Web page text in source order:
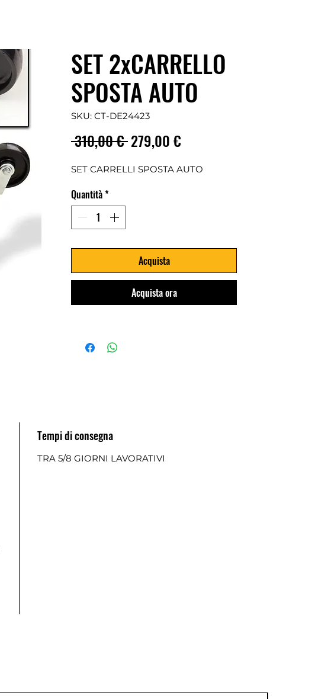
SET 2xCARRELLO
SPOSTA AUTO
SKU: CT-DE24423
310,00 € Prezzo
279,00 €
SET CARRELLI SPOSTA AUTO
Quantità*
Acquista
Acquista ora
Tempi di consegna
TRA 5/8 GIORNI LAVORATIVI